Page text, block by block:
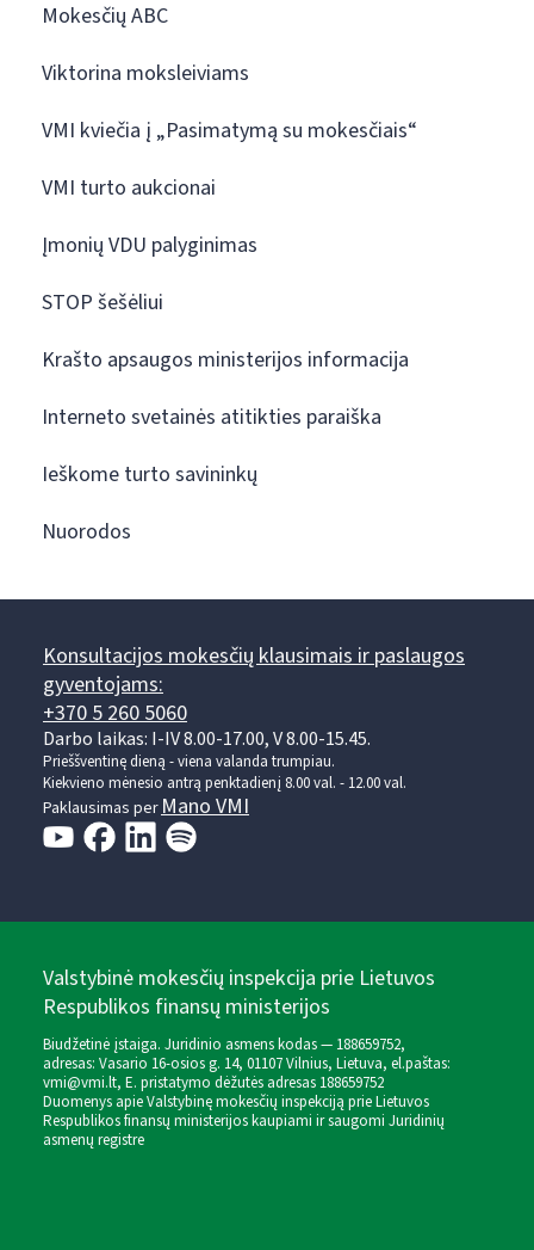
Mokesčių ABC
Viktorina moksleiviams
VMI kviečia į „Pasimatymą su mokesčiais“
VMI turto aukcionai
Įmonių VDU palyginimas
STOP šešėliui
Krašto apsaugos ministerijos informacija
Interneto svetainės atitikties paraiška
Ieškome turto savininkų
Nuorodos
Konsultacijos mokesčių klausimais ir paslaugos
gyventojams:
+370 5 260 5060
Darbo laikas: I-IV 8.00-17.00, V 8.00-15.45.
Prieššventinę dieną - viena valanda trumpiau.
Kiekvieno mėnesio antrą penktadienį 8.00 val. - 12.00 val.
Paklausimas perMano VMI
Valstybinė mokesčių inspekcija prie Lietuvos
Respublikos finansų ministerijos
Biudžetinė įstaiga. Juridinio asmens kodas — 188659752,
adresas: Vasario 16-osios g. 14, 01107 Vilnius, Lietuva, el.paštas:
vmi@vmi.lt, E. pristatymo dėžutės adresas 188659752
Duomenys apie Valstybinę mokesčių inspekciją prie Lietuvos
Respublikos finansų ministerijos kaupiami ir saugomi Juridinių
asmenų registre